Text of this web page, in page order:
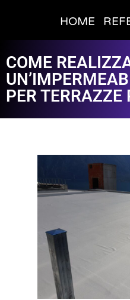
HOME
COME
PER TERRAZZE